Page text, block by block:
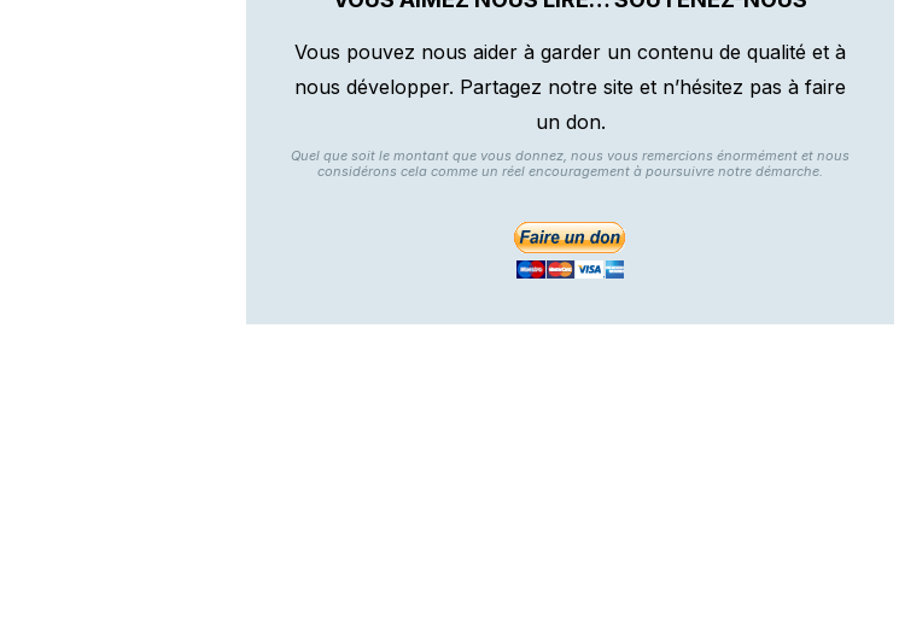
Vous pouvez nous aider à garder un contenu de qualité et à
nous développer. Partagez notre site et n’hésitez pas à faire
un don.
Quel que soit le montant que vous donnez, nous vous remercions énormément et nous
considérons cela comme un réel encouragement à poursuivre notre démarche.